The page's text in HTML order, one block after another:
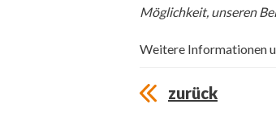
Möglichkeit, unseren
Weitere Informationen
zurück